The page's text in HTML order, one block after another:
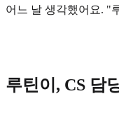
어느 날 생각했어요. "
루틴이, CS 담